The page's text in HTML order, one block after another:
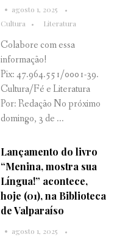
agosto 1, 2025
Cultura
Literatura
Colabore com essa
informação!
Pix: 47.964.551/0001-39.
Cultura/Fé e Literatura
Por: Redação No próximo
domingo, 3 de ...
Lançamento do livro
“Menina, mostra sua
Língua!” acontece,
hoje (01), na Biblioteca
de Valparaíso
agosto 1, 2025